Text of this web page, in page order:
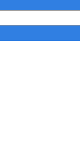
Planejamento